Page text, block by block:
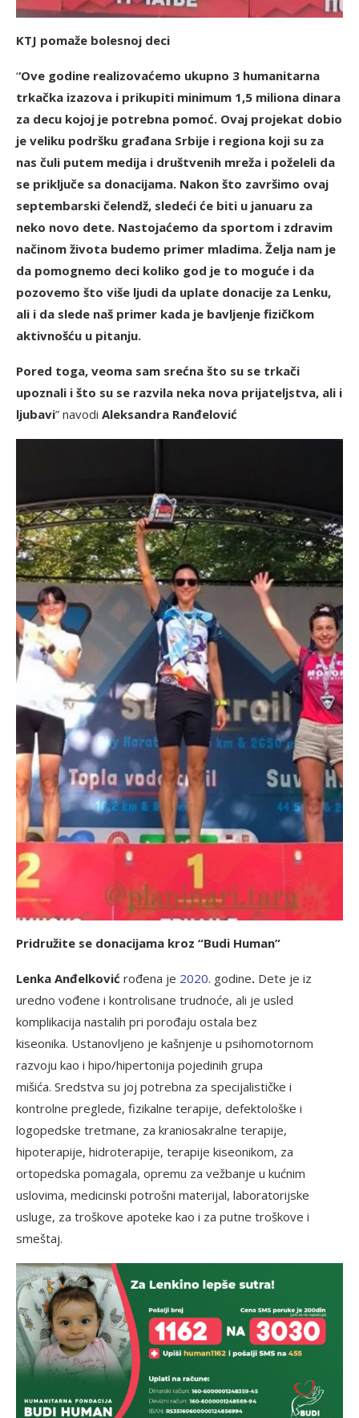
KTJ pomaže bolesnoj deci
‘‘Ove godine realizovaćemo ukupno 3 humanitarna
trkačka izazova i prikupiti minimum 1,5 miliona dinara
za decu kojoj je potrebna pomoć. Ovaj projekat dobio
je veliku podršku građana Srbije i regiona koji su za
nas čuli putem medija i društvenih mreža i poželeli da
se priključe sa donacijama. Nakon što završimo ovaj
septembarski čelendž, sledeći će biti u januaru za
neko novo dete. Nastojaćemo da sportom i zdravim
načinom života budemo primer mladima. Želja nam je
da pomognemo deci koliko god je to moguće i da
pozovemo što više ljudi da uplate donacije za Lenku,
ali i da slede naš primer kada je bavljenje fizičkom
aktivnošću u pitanju.
Pored toga, veoma sam srećna što su se trkači
upoznali i što su se razvila neka nova prijateljstva, ali i
ljubavi” navodi Aleksandra Ranđelović
Pridružite se donacijama kroz “Budi Human”
Lenka Anđelković rođena je 2020. godine. Dete je iz
uredno vođene i kontrolisane trudnoće, ali je usled
komplikacija nastalih pri porođaju ostala bez
kiseonika. Ustanovljeno je kašnjenje u psihomotornom
razvoju kao i hipo/hipertonija pojedinih grupa
mišića. Sredstva su joj potrebna za specijalističke i
kontrolne preglede, fizikalne terapije, defektološke i
logopedske tretmane, za kraniosakralne terapije,
hipoterapije, hidroterapije, terapije kiseonikom, za
ortopedska pomagala, opremu za vežbanje u kućnim
uslovima, medicinski potrošni materijal, laboratorijske
usluge, za troškove apoteke kao i za putne troškove i
smeštaj.